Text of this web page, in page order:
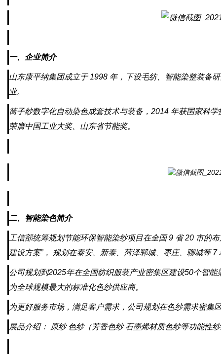
一、企业简介
山东康平纳集团成立于 1998 年，下设毛纺、智能染整装备
业。
筒子纱数字化自动染色成套技术与装备，2014 年获国家科
荣膺中国工业大奖、山东省节能奖。
二、智能染色简介
工信部统筹规划节能环保智能染纱项目在全国 9 省 20 市的
建设方案”， 规划在泰安、新泰、菏泽郓城、枣庄、聊城等
公司规划到2025年在全国纺织服装产业密集区建设50个智
为全球规模最大的标准化色纱供应商。
为更好服务市场，满足客户需求，公司规划在色纱需求密集
展品介绍： 原纱 色纱（芳香色纱 石墨烯材质色纱等功能性